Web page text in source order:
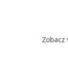
Zobacz